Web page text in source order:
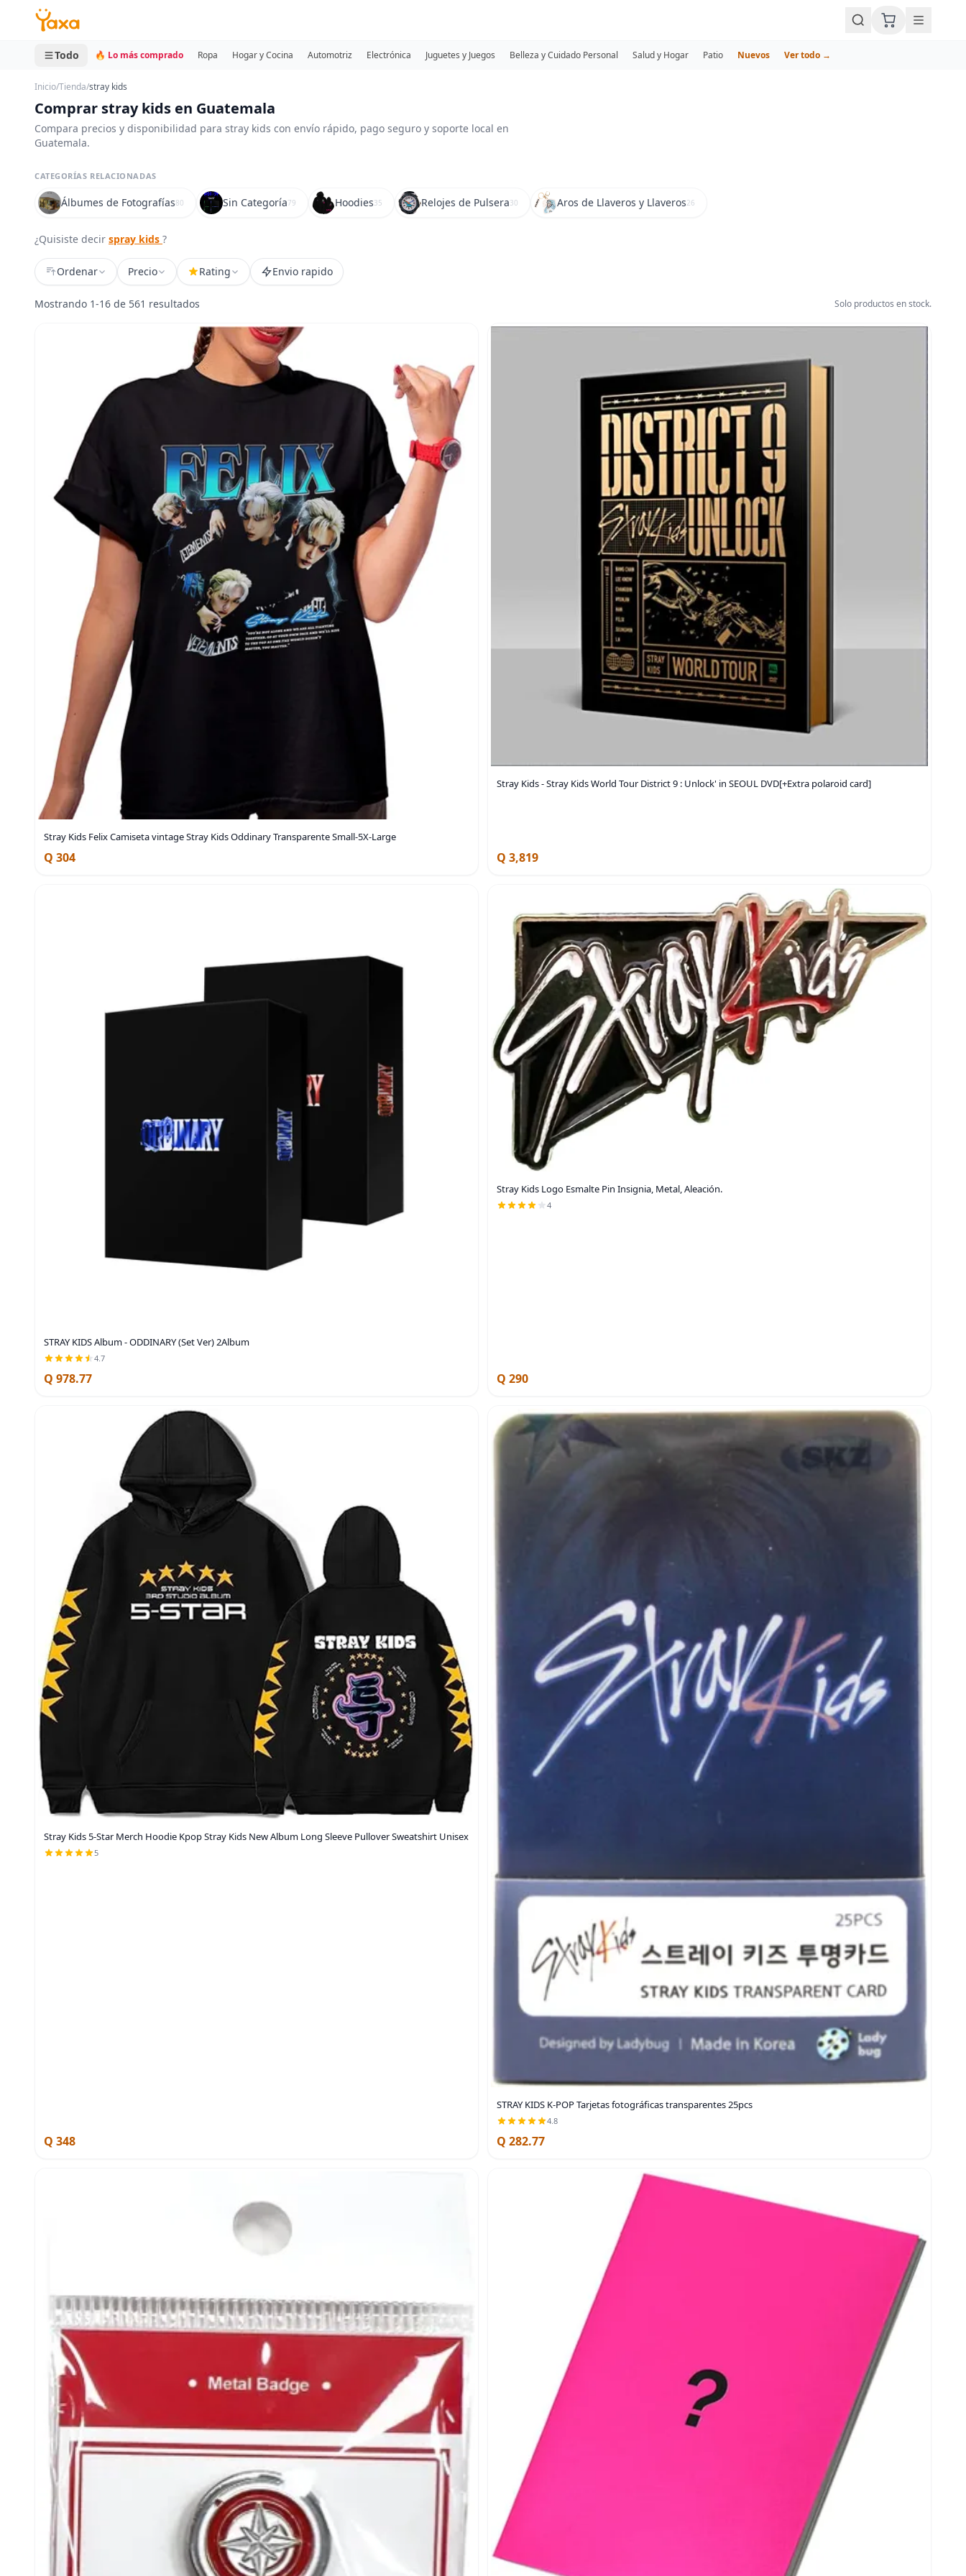
MINI CARRITO
0 productos
Todo 🔥 Lo más comprado Ropa Hogar y Cocina Automotriz Electrónica Juguetes y Juegos Belleza y Cuidado Personal Salud y Hogar Patio Nuevos Ver todo →
Inicio/Tienda/stray kids
Comprar stray kids en Guatemala
Compara precios y disponibilidad para stray kids con envío rápido, pago seguro y soporte local en
Guatemala.
CATEGORÍAS RELACIONADAS
Álbumes de Fotografías80 Sin Categoría79 Hoodies35 Relojes de Pulsera30 Aros de Llaveros y Llaveros26
¿Quisiste decir spray kids ?
Ordenar Precio Rating Envio rapido
Mostrando 1-16 de 561 resultados Solo productos en stock.
Stray Kids Felix Camiseta vintage Stray Kids Oddinary Transparente Small-5X-Large
Q 304
Stray Kids - Stray Kids World Tour District 9 : Unlock' in SEOUL DVD[+Extra polaroid card]
Q 3,819
STRAY KIDS Album - ODDINARY (Set Ver) 2Album
4.7
Q 978.77
Stray Kids Logo Esmalte Pin Insignia, Metal, Aleación.
4
Q 290
Stray Kids 5-Star Merch Hoodie Kpop Stray Kids New Album Long Sleeve Pullover Sweatshirt Unisex
5
Q 348
STRAY KIDS K-POP Tarjetas fotográficas transparentes 25pcs
4.8
Q 282.77